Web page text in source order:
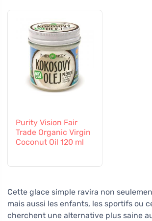
Purity Vision Fair
Trade Organic Virgin
Coconut Oil 120 ml
Cette glace simple ravira non
mais aussi les enfants, les sportifs ou
cherchent une alternative plus saine